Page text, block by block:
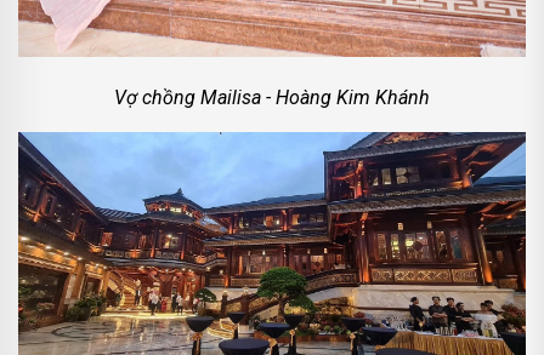
Vợ chồng Mailisa - Hoàng Kim Khánh